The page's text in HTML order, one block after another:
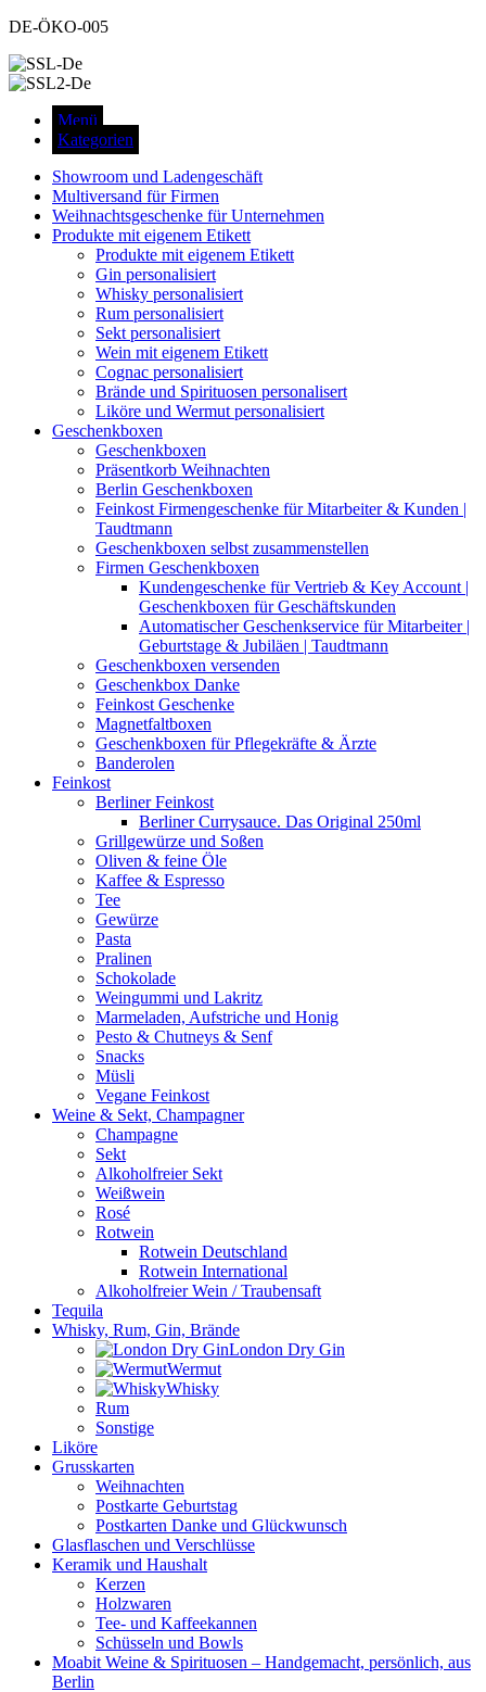
DE-ÖKO-005
Menü
Kategorien
Showroom und Ladengeschäft
Multiversand für Firmen
Weihnachtsgeschenke für Unternehmen
Produkte mit eigenem Etikett
Produkte mit eigenem Etikett
Gin personalisiert
Whisky personalisiert
Rum personalisiert
Sekt personalisiert
Wein mit eigenem Etikett
Cognac personalisiert
Brände und Spirituosen personalisert
Liköre und Wermut personalisiert
Geschenkboxen
Geschenkboxen
Präsentkorb Weihnachten
Berlin Geschenkboxen
Feinkost Firmengeschenke für Mitarbeiter & Kunden |
Taudtmann
Geschenkboxen selbst zusammenstellen
Firmen Geschenkboxen
Kundengeschenke für Vertrieb & Key Account |
Geschenkboxen für Geschäftskunden
Automatischer Geschenkservice für Mitarbeiter |
Geburtstage & Jubiläen | Taudtmann
Geschenkboxen versenden
Geschenkbox Danke
Feinkost Geschenke
Magnetfaltboxen
Geschenkboxen für Pflegekräfte & Ärzte
Banderolen
Feinkost
Berliner Feinkost
Berliner Currysauce. Das Original 250ml
Grillgewürze und Soßen
Oliven & feine Öle
Kaffee & Espresso
Tee
Gewürze
Pasta
Pralinen
Schokolade
Weingummi und Lakritz
Marmeladen, Aufstriche und Honig
Pesto & Chutneys & Senf
Snacks
Müsli
Vegane Feinkost
Weine & Sekt, Champagner
Champagne
Sekt
Alkoholfreier Sekt
Weißwein
Rosé
Rotwein
Rotwein Deutschland
Rotwein International
Alkoholfreier Wein / Traubensaft
Tequila
Whisky, Rum, Gin, Brände
London Dry Gin
Wermut
Whisky
Rum
Sonstige
Liköre
Grusskarten
Weihnachten
Postkarte Geburtstag
Postkarten Danke und Glückwunsch
Glasflaschen und Verschlüsse
Keramik und Haushalt
Kerzen
Holzwaren
Tee- und Kaffeekannen
Schüsseln und Bowls
Moabit Weine & Spirituosen – Handgemacht, persönlich, aus
Berlin